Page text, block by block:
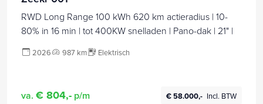
RWD Long Range 100 kWh 620 km actieradius | 10-
80% in 16 min | tot 400KW snelladen | Pano-dak | 21" |
2026 987 km Elektrisch
va. € 804,- p/m € 58.000,- Incl. BTW